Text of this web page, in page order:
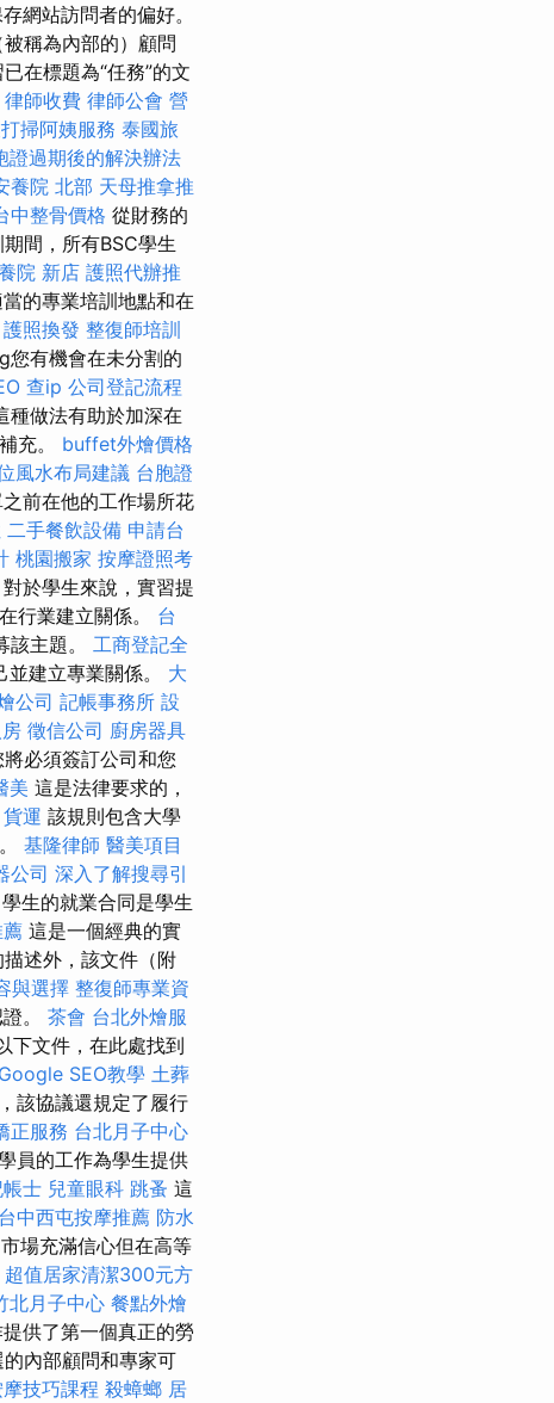
網站訪問者的偏好。
稱為內部的）顧問
在標題為“任務”的文
律師收費 律師公會 營
掃阿姨服務 泰國旅
證過期後的解決辦法
養院 北部 天母推拿推
中整骨價格 從財務的
間，所有BSC學生
院 新店 護照代辦推
的專業培訓地點和在
護照換發 整復師培訓
您有機會在未分割的
查ip 公司登記流程
種做法有助於加深在
充。 buffet外燴價格
風水布局建議 台胞證
前在他的工作場所花
二手餐飲設備 申請台
桃園搬家 按摩證照考
於學生來說，實習提
行業建立關係。 台
該主題。 工商登記全
建立專業關係。 大
公司 記帳事務所 設
徵信公司 廚房器具
必須簽訂公司和您
美 這是法律要求的，
貨運 該規則包含大學
基隆律師 醫美項目
公司 深入了解搜尋引
學生的就業合同是學生
這是一個經典的實
述外，該文件（附
與選擇 整復師專業資
。 茶會 台北外燴服
下文件，在此處找到
SEO教學 土葬
該協議還規定了履行
正服務 台北月子中心
員的工作為學生提供
士 兒童眼科 跳蚤 這
台中西屯按摩推薦 防水
場充滿信心但在高等
超值居家清潔300元方
北月子中心 餐點外燴
供了第一個真正的勞
內部顧問和專家可
技巧課程 殺蟑螂 居